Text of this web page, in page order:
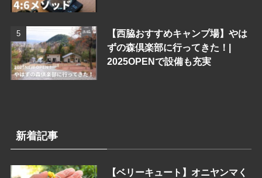
【西脇おすすめキャンプ場】やは
ずの森倶楽部に行ってきた！|
2025OPENで設備も充実
新着記事
【ベリーキュート】オニヤンマく